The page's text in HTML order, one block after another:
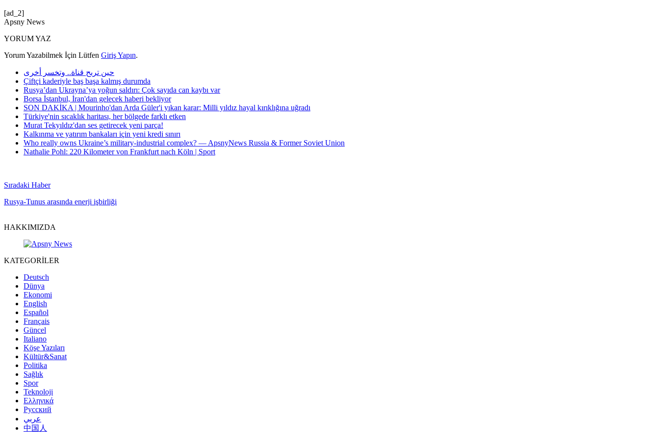
[ad_2]
Apsny News
YORUM YAZ
Yorum Yazabilmek İçin Lütfen Giriş Yapın.
حين تربح قناة.. وتخسر أخرى
Çiftçi kaderiyle baş başa kalmış durumda
Rusya’dan Ukrayna’ya yoğun saldırı: Çok sayıda can kaybı var
Borsa İstanbul, İran'dan gelecek haberi bekliyor
SON DAKİKA | Mourinho'dan Arda Güler'i yıkan karar: Milli yıldız hayal kırıklığına uğradı
Türkiye'nin sıcaklık haritası, her bölgede farklı etken
Murat Tekyıldız'dan ses getirecek yeni parça!
Kalkınma ve yatırım bankaları için yeni kredi sınırı
Who really owns Ukraine’s military-industrial complex? — ApsnyNews Russia & Former Soviet Union
Nathalie Pohl: 220 Kilometer von Frankfurt nach Köln | Sport
Sıradaki Haber
Rusya-Tunus arasında enerji işbirliği
HAKKIMIZDA
KATEGORİLER
Deutsch
Dünya
Ekonomi
English
Español
Français
Güncel
Italiano
Köşe Yazıları
Kültür&Sanat
Politika
Sağlık
Spor
Teknoloji
Ελληνικά
Русский
عربي
中国人